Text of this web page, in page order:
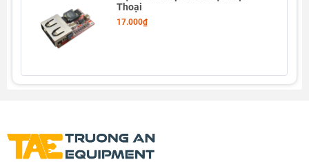
Thông Số Sản Phẩm
khiện tản nhiệt tốt.
Thoại
17.000₫